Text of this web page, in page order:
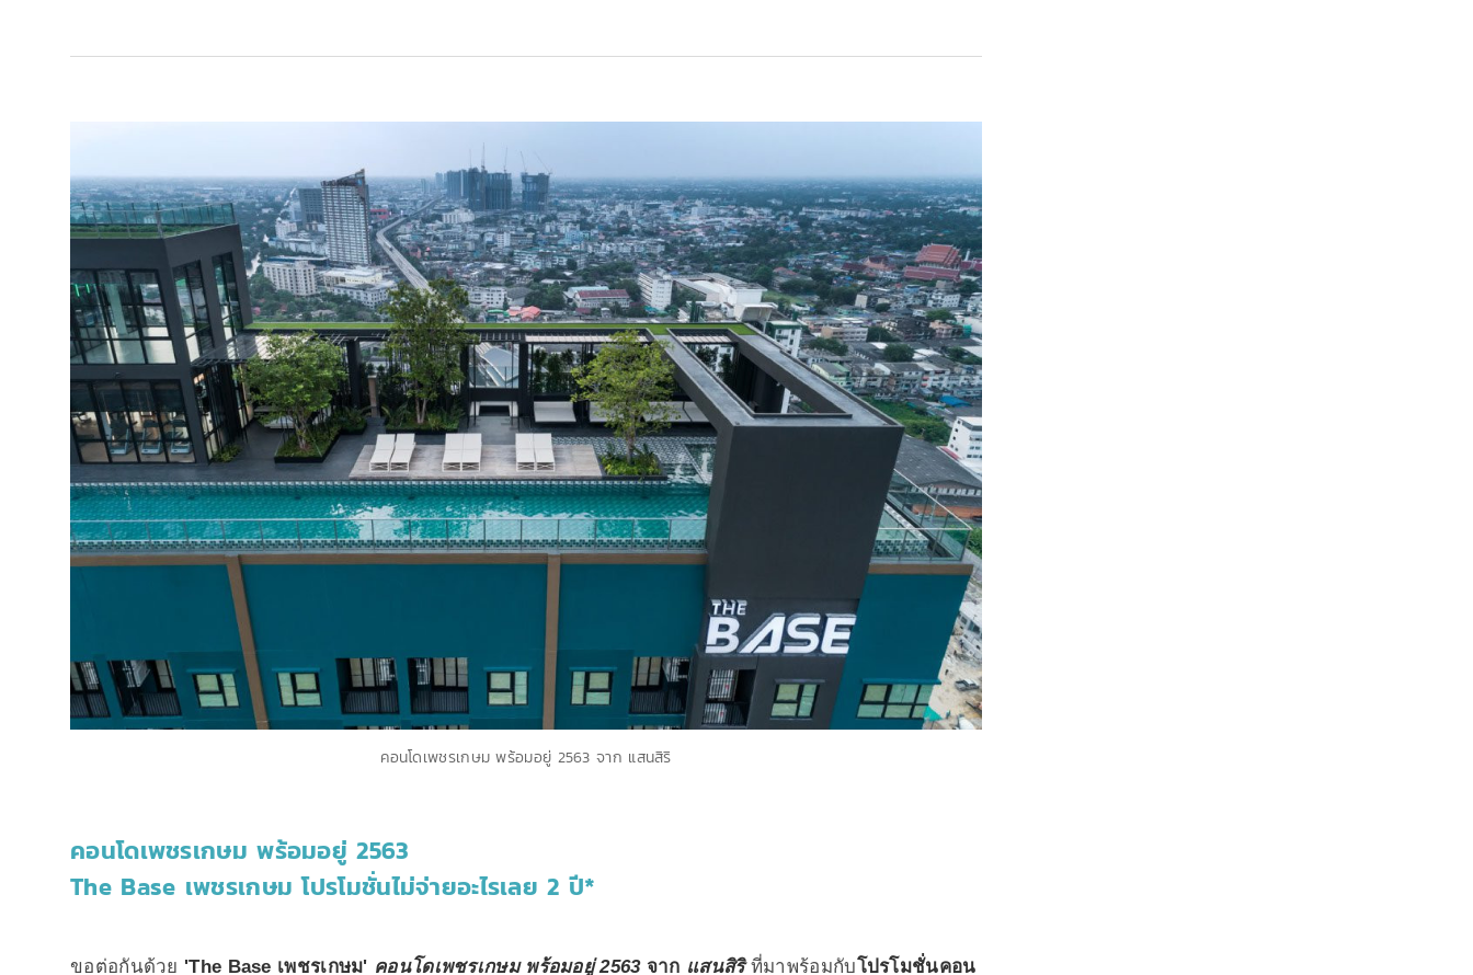
คอนโดเพชรเกษม พร้อมอยู่ 2563 จาก แสนสิริ
คอนโดเพชรเกษม พร้อมอยู่ 2563
The Base เพชรเกษม โปรโมชั่นไม่จ่ายอะไรเลย 2 ปี*
ขอต่อกันด้วย 'The Base เพชรเกษม' คอนโดเพชรเกษม พร้อมอยู่ 2563 จาก แสนสิริ ที่มาพร้อมกับโปรโมชั่นคอน